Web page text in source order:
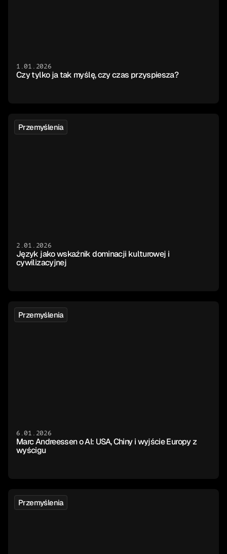
1.01.2026
Czy tylko ja tak myślę, czy czas przyspiesza?
Przemyślenia
2.01.2026
Język jako wskaźnik dominacji kulturowej i
cywilizacyjnej
Przemyślenia
6.01.2026
Marc Andreessen o AI: USA, Chiny i wyjście Europy z
wyścigu
Przemyślenia